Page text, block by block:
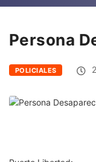
Persona
POLICIALES